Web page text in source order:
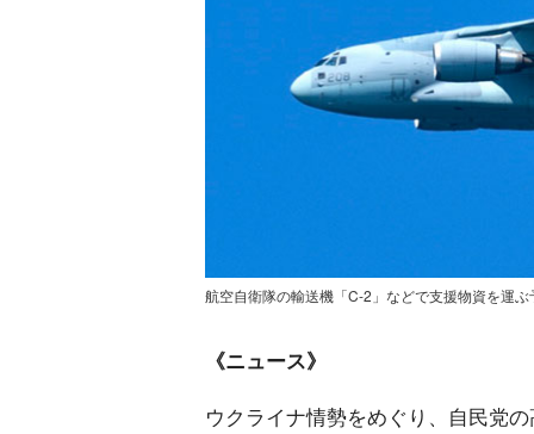
航空自衛隊の輸送機「C-2」などで支援物資を運
《ニュース》
ウクライナ情勢をめぐり、自民党